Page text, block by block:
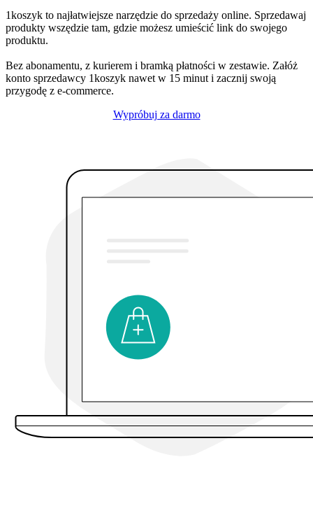
1koszyk to najłatwiejsze narzędzie do sprzedaży online. Sprzedawaj
produkty wszędzie tam, gdzie możesz umieścić link do swojego
produktu.
Bez abonamentu, z kurierem i bramką płatności w zestawie. Załóż
konto sprzedawcy 1koszyk nawet w 15 minut i zacznij swoją
przygodę z e-commerce.
Wypróbuj za darmo